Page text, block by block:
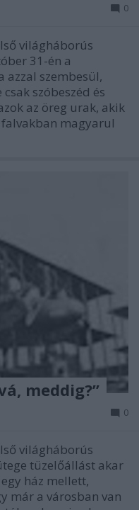
0
világháborús
31-én a
azzal szembesül,
szóbeszéd és
az öreg urak, akik
magyarul
meddig?”
0
világháborús
tüzelőállást akar
ház mellett,
már a városban van